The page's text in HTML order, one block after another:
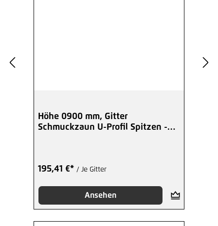
Höhe 0900 mm, Gitter
Schmuckzaun U-Profil Spitzen -
195,41 €* / Je Gitter
Ansehen